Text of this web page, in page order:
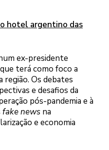
hotel argentino das
ex-presidente
terá como foco a
Os debates
e desafios da
pós-pandemia e à
fake news na
e economia